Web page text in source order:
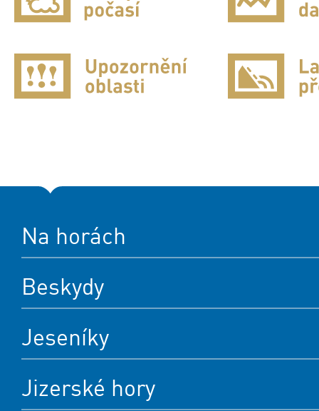
Na horách
Beskydy
Jeseníky
Jizerské hory